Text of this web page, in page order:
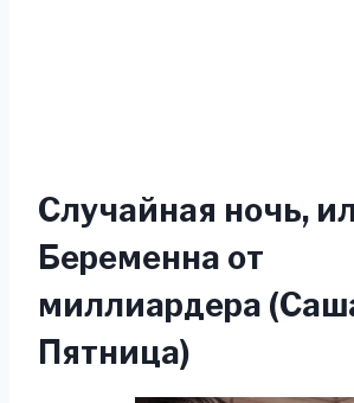
Случайная ночь,
Беременна от
миллиардера
Пятница)